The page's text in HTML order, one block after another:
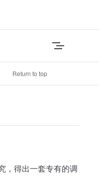
Return to top
，得出一套专有的调